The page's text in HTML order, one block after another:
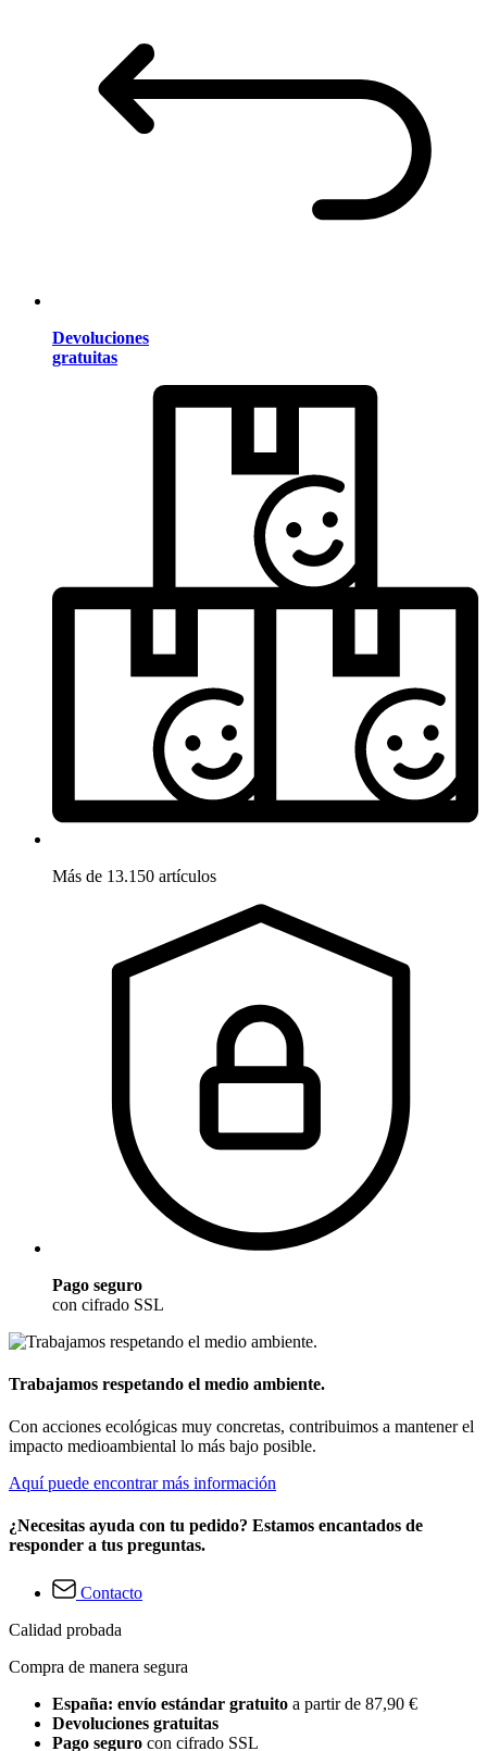
Devoluciones
gratuitas
Más de 13.150 artículos
Pago seguro
con cifrado SSL
Trabajamos respetando el medio ambiente.
Con acciones ecológicas muy concretas, contribuimos a mantener el
impacto medioambiental lo más bajo posible.
Aquí puede encontrar más información
¿Necesitas ayuda con tu pedido? Estamos encantados de
responder a tus preguntas.
Contacto
Calidad probada
Compra de manera segura
España: envío estándar gratuito a partir de 87,90 €
Devoluciones gratuitas
Pago seguro con cifrado SSL